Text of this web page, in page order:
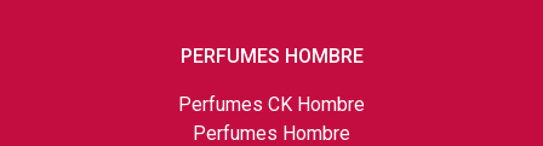
PERFUMES HOMBRE
Perfumes CK Hombre
Perfumes Hombre